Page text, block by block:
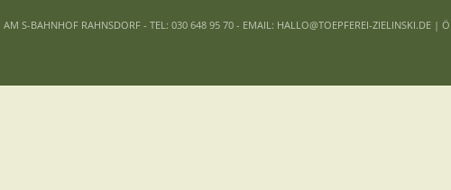
S-BAHNHOF RAHNSDORF - TEL: 030 648 95 70 - EMAIL: HALLO@TOEPFEREI-ZIELINSKI.DE |